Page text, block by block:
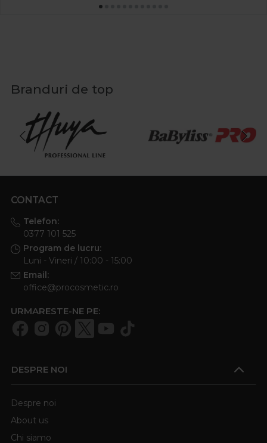
Branduri de top
CONTACT
Telefon:
0377 101 525
Program de lucru:
Luni - Vineri / 10:00 - 15:00
Email:
office@procosmetic.ro
URMARESTE-NE PE:
DESPRE NOI
Despre noi
About us
Chi siamo